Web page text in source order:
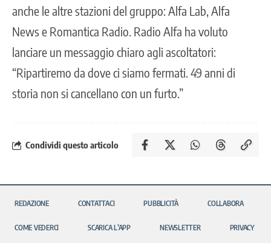
anche le altre stazioni del gruppo: Alfa Lab, Alfa
News e Romantica Radio. Radio Alfa ha voluto
lanciare un messaggio chiaro agli ascoltatori:
“Ripartiremo da dove ci siamo fermati. 49 anni di
storia non si cancellano con un furto.”
Condividi questo articolo
REDAZIONE CONTATTACI PUBBLICITÀ COLLABORA
COME VEDERCI SCARICA L’APP NEWSLETTER PRIVACY